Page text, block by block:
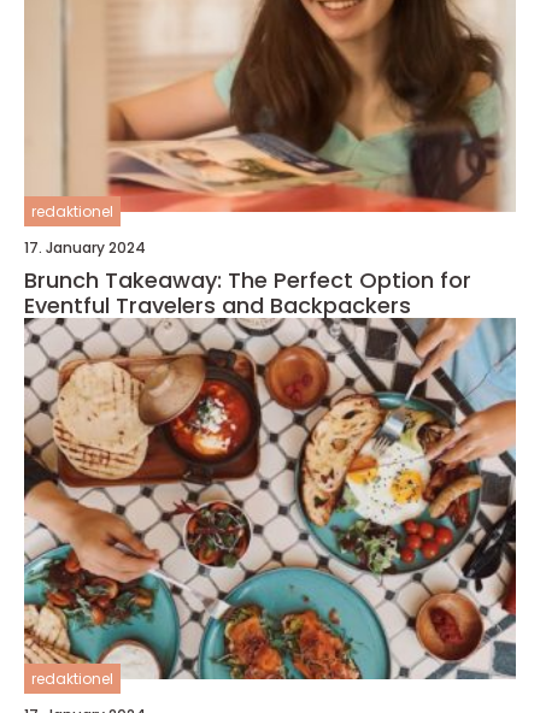
redaktionel
17. January 2024
Brunch Takeaway: The Perfect Option for
Eventful Travelers and Backpackers
redaktionel